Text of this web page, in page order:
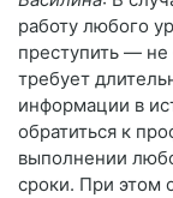
работу любого
преступить — не
требует
информации в
обратиться к
выполнении
сроки. При этом